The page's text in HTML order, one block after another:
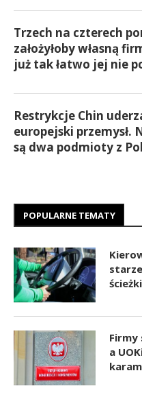
Trzech na czterech
założyłoby własną
już tak łatwo jej nie
Restrykcje Chin
europejski przemysł.
są dwa podmioty z
POPULARNE TEMATY
Firmy
a